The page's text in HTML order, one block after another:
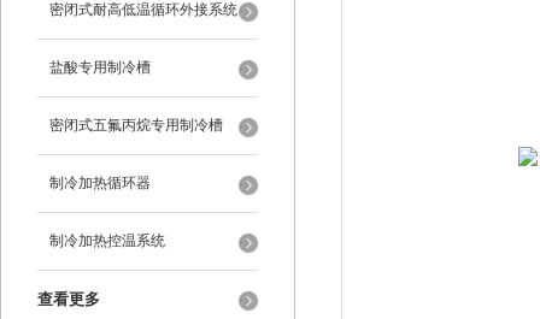
密闭式耐高低温循环外接系统
盐酸专用制冷槽
密闭式五氟丙烷专用制冷槽
制冷加热循环器
制冷加热控温系统
查看更多